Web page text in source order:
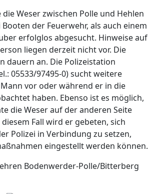
Weser zwischen Polle und Hehlen
der Feuerwehr, als auch einem
erfolglos abgesucht. Hinweise auf
liegen derzeit nicht vor. Die
dauern an. Die Polizeistation
05533/97495-0) sucht weitere
vor oder während er in die
haben. Ebenso ist es möglich,
die Weser auf der anderen Seite
Fall wird er gebeten, sich
Polizei in Verbindung zu setzen,
eingestellt werden können.
Bodenwerder-Polle/Bitterberg